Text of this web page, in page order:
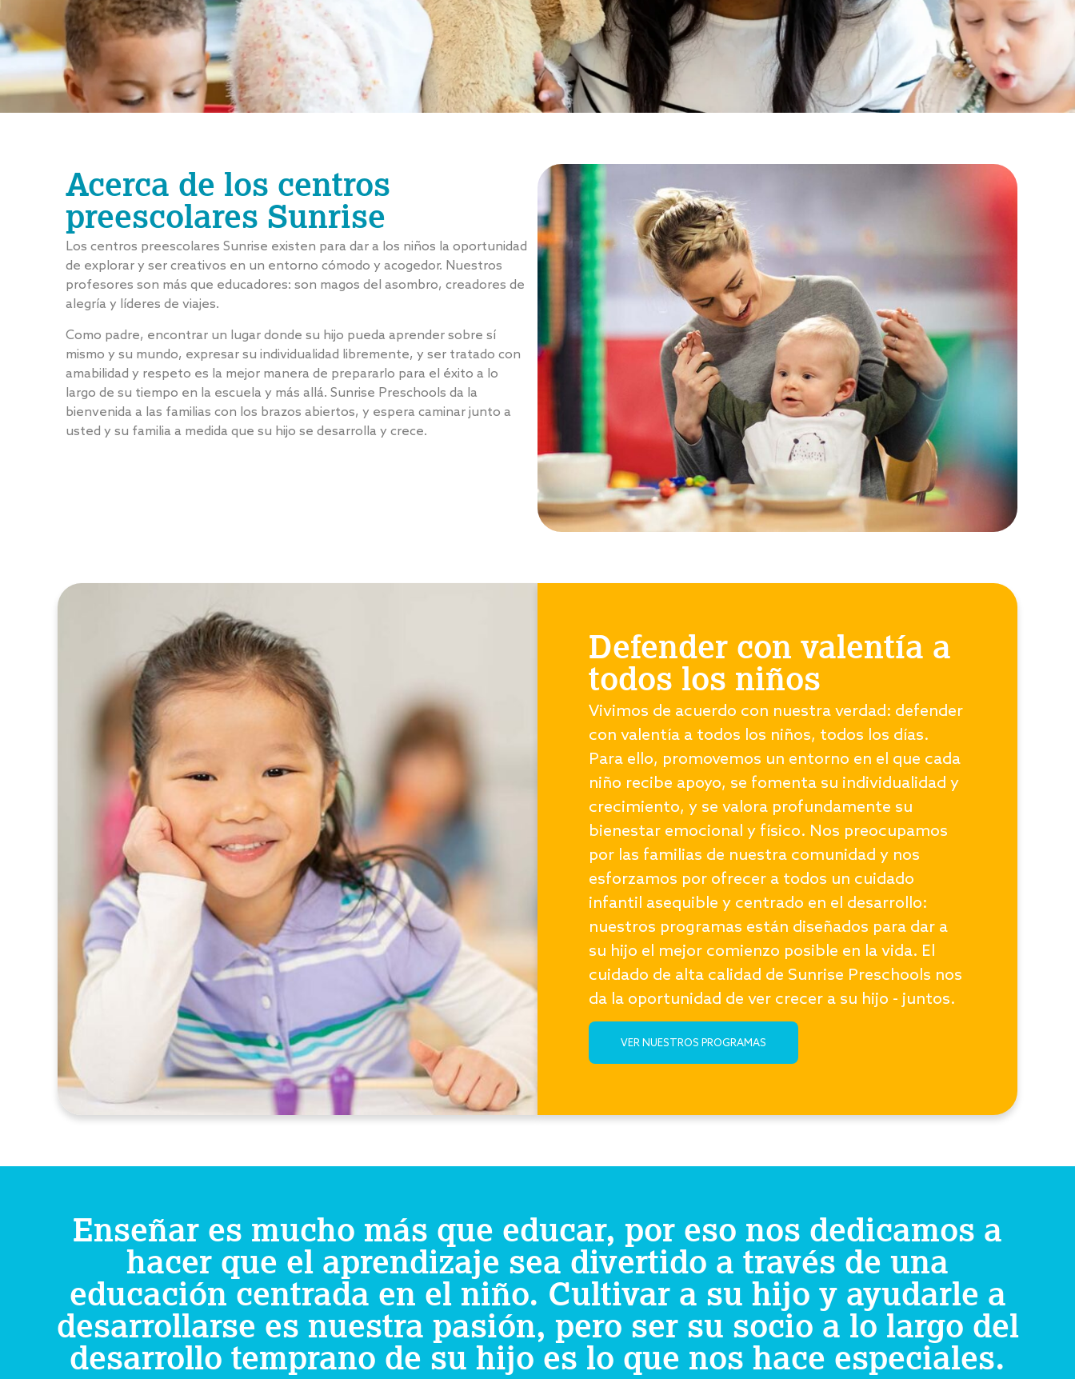
Acerca de los centros
preescolares Sunrise
Los centros preescolares Sunrise existen para dar a los niños la oportunidad
de explorar y ser creativos en un entorno cómodo y acogedor. Nuestros
profesores son más que educadores: son magos del asombro, creadores de
alegría y líderes de viajes.
Como padre, encontrar un lugar donde su hijo pueda aprender sobre sí
mismo y su mundo, expresar su individualidad libremente, y ser tratado con
amabilidad y respeto es la mejor manera de prepararlo para el éxito a lo
largo de su tiempo en la escuela y más allá. Sunrise Preschools da la
bienvenida a las familias con los brazos abiertos, y espera caminar junto a
usted y su familia a medida que su hijo se desarrolla y crece.
Defender con valentía a
todos los niños
Vivimos de acuerdo con nuestra verdad: defender
con valentía a todos los niños, todos los días.
Para ello, promovemos un entorno en el que cada
niño recibe apoyo, se fomenta su individualidad y
crecimiento, y se valora profundamente su
bienestar emocional y físico. Nos preocupamos
por las familias de nuestra comunidad y nos
esforzamos por ofrecer a todos un cuidado
infantil asequible y centrado en el desarrollo:
nuestros programas están diseñados para dar a
su hijo el mejor comienzo posible en la vida. El
cuidado de alta calidad de Sunrise Preschools nos
da la oportunidad de ver crecer a su hijo - juntos.
VER NUESTROS PROGRAMAS
Enseñar es mucho más que educar, por eso nos dedicamos a
hacer que el aprendizaje sea divertido a través de una
educación centrada en el niño. Cultivar a su hijo y ayudarle a
desarrollarse es nuestra pasión, pero ser su socio a lo largo del
desarrollo temprano de su hijo es lo que nos hace especiales.